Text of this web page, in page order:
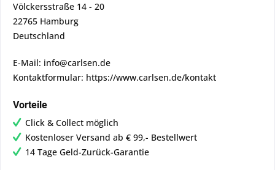
Völckersstraße 14 - 20
22765 Hamburg
Deutschland
E-Mail: info@carlsen.de
Kontaktformular: https://www.carlsen.de/kontakt
Vorteile
Click & Collect möglich
Kostenloser Versand ab € 99,- Bestellwert
14 Tage Geld-Zurück-Garantie